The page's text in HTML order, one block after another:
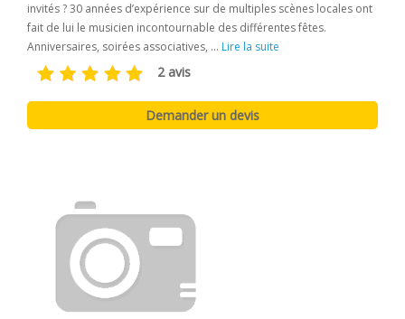
invités ? 30 années d’expérience sur de multiples scènes locales ont
fait de lui le musicien incontournable des différentes fêtes.
Anniversaires, soirées associatives, ... Lire la suite
2 avis